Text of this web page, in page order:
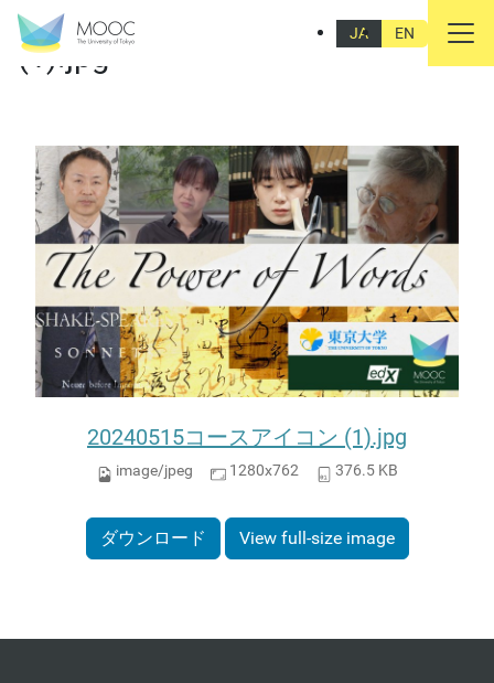
JA EN
20240515コースアイコン
(1).jpg
20240515コースアイコン (1).jpg
image/jpeg 1280x762 376.5 KB
ダウンロード View full-size image